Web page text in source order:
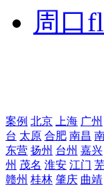
周口
案例 北京 上海 广州
台 太原 合肥 南昌
东营 扬州 台州 嘉兴
州 茂名 淮安 江门
赣州 桂林 肇庆 曲靖